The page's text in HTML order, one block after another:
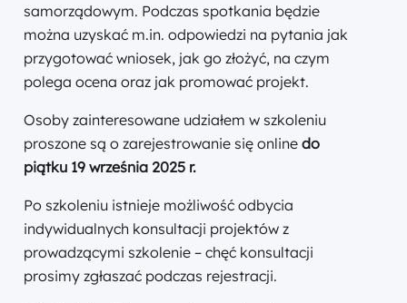
samorządowym. Podczas spotkania będzie
można uzyskać m.in. odpowiedzi na pytania jak
przygotować wniosek, jak go złożyć, na czym
polega ocena oraz jak promować projekt.
Osoby zainteresowane udziałem w szkoleniu
proszone są o zarejestrowanie się online do
piątku 19 września 2025 r.
Po szkoleniu istnieje możliwość odbycia
indywidualnych konsultacji projektów z
prowadzącymi szkolenie – chęć konsultacji
prosimy zgłaszać podczas rejestracji.